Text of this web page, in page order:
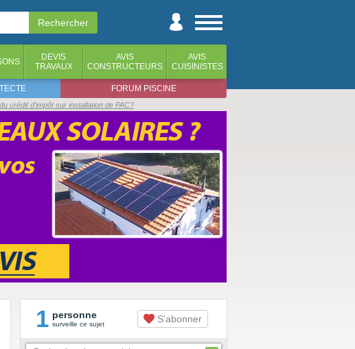
DEVIS
TRAVAUX
AVIS
CONSTRUCTEURS
AVIS
CUISINISTES
FORUM PISCINE
crédit d'impôt sur installation de PAC?
1 personne
surveille ce sujet S'abonner